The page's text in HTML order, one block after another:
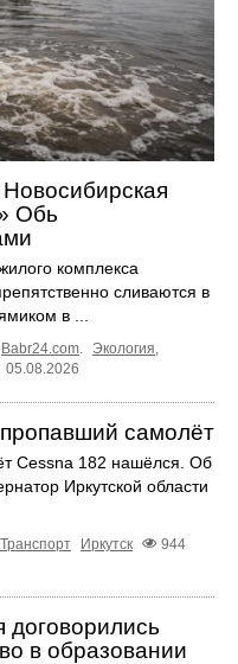
Обь
комплекса
сливаются в
в ...
Babr24.com Экология
05.08.2026
самолёт
Cessna 182 нашёлся. Об
Иркутской области
Транспорт Иркутск
944
в образовании